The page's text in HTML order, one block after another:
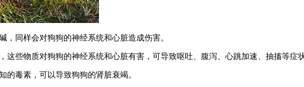
，同样会对狗狗的神经系统和心脏造成伤害。
这些物质对狗狗的神经系统和心脏有害，可导致呕吐、腹泻、心跳加速、抽搐等症状
的毒素，可以导致狗狗的肾脏衰竭。